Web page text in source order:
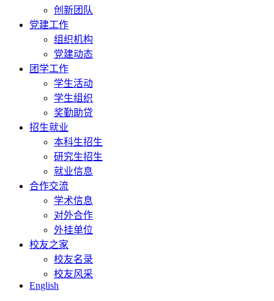
创新团队
党建工作
组织机构
党建动态
团学工作
学生活动
学生组织
奖勤助贷
招生就业
本科生招生
研究生招生
就业信息
合作交流
学术信息
对外合作
外挂单位
校友之家
校友名录
校友风采
English